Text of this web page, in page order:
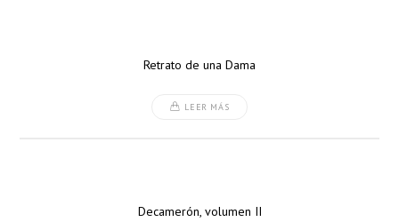
Retrato de una Dama
LEER MÁS
Decamerón, volumen II